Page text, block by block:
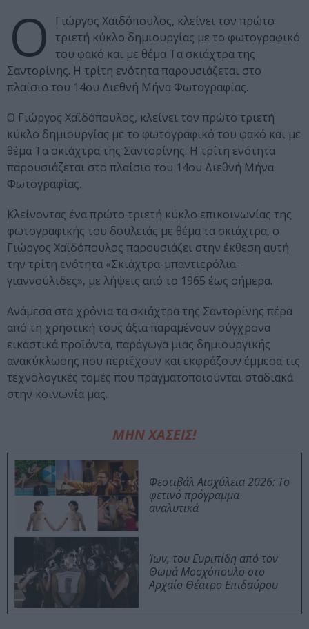
Ο
Γιώργος Χαϊδόπουλος, κλείνει τον πρώτο
τριετή κύκλο δημιουργίας με το φωτογραφικό
του φακό και με θέμα Τα σκιάχτρα της
Σαντορίνης. Η τρίτη ενότητα παρουσιάζεται στο
πλαίσιο του 14ου Διεθνή Μήνα Φωτογραφίας.
Ο Γιώργος Χαϊδόπουλος, κλείνει τον πρώτο τριετή
κύκλο δημιουργίας με το φωτογραφικό του φακό και με
θέμα Τα σκιάχτρα της Σαντορίνης. Η τρίτη ενότητα
παρουσιάζεται στο πλαίσιο του 14ου Διεθνή Μήνα
Φωτογραφίας.
Κλείνοντας ένα πρώτο τριετή κύκλο επικοινωνίας της
φωτογραφικής του δουλειάς με θέμα τα σκιάχτρα, ο
Γιώργος Χαϊδόπουλος παρουσιάζει στην έκθεση αυτή
την τρίτη ενότητα «Σκιάχτρα-μπαντιερόλια-
γιαννούλιδες», με λήψεις από το 1965 έως σήμερα.
Ανάμεσα στα χρόνια τα σκιάχτρα της Σαντορίνης πέρα
από τη χρηστική τους άξια παραμένουν σύγχρονα
εικαστικά προϊόντα, παράγωγα μιας δημιουργικής
ανακύκλωσης που περιέχουν και εκφράζουν έμμεσα τις
τεχνολογικές τομές που πραγματοποιούνται σταδιακά
στην κοινωνία μας.
ΜΗΝ ΧΑΣΕΙΣ!
Φεστιβάλ Αισχύλεια 2026: Το
φετινό πρόγραμμα
αναλυτικά
Ίων, του Ευριπίδη από τον
Θωμά Μοσχόπουλο στο
Αρχαίο Θέατρο Επιδαύρου